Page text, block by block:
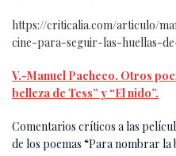
https://criticalia.com/articulo/
cine-para-seguir-las-huellas-
V.-Manuel Pacheco. Otros
belleza de Tess” y “El nido”.
Comentarios críticos a las
de los poemas “Para nombrar la